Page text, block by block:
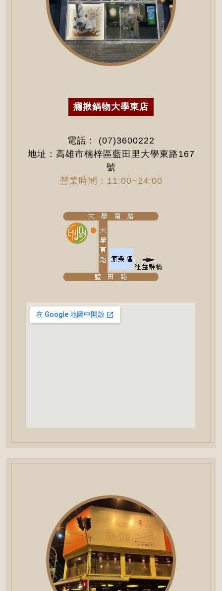
癮揪鍋物大學東店
電話： (07)3600222
地址：高雄市楠梓區藍田里大學東路167
號
營業時間：11:00~24:00